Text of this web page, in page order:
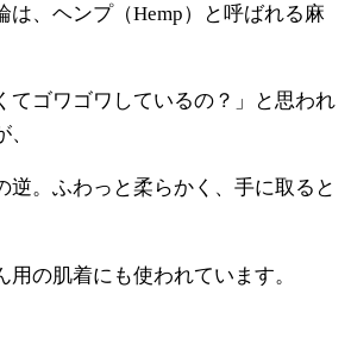
は、ヘンプ（Hemp）と呼ばれる麻
てゴワゴワしているの？」と思われ
。 ふわっと柔らかく、手に取ると
用の肌着にも使われています。